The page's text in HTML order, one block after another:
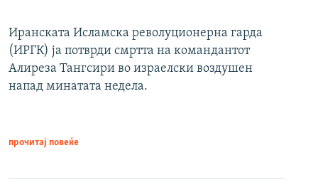
Иранската Исламска револуционерна гарда
(ИРГК) ја потврди смртта на командантот
Алиреза Тангсири во израелски воздушен
напад минатата недела.
прочитај повеќе